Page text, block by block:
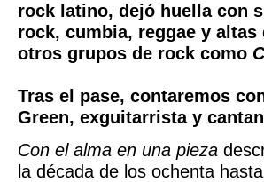
rock latino, dejó huella con
rock, cumbia, reggae y
otros grupos de rock como
Tras el pase, contaremos
Green, exguitarrista y
Con el alma en una pieza
la década de los ochenta